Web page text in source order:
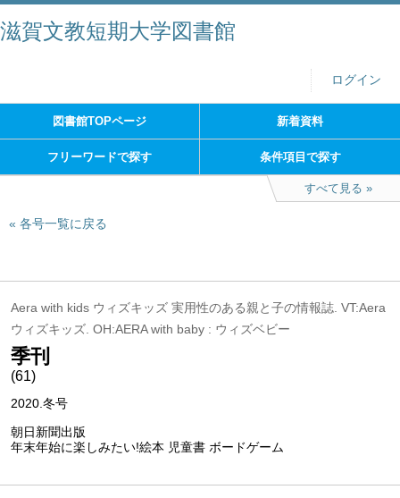
滋賀文教短期大学図書館
ログイン
図書館TOPページ 新着資料
フリーワードで探す 条件項目で探す
すべて見る
各号一覧に戻る
Aera with kids ウィズキッズ 実用性のある親と子の情報誌. VT:Aera
ウィズキッズ. OH:AERA with baby : ウィズベビー
季刊
(61)
2020.冬号
朝日新聞出版
年末年始に楽しみたい!絵本 児童書 ボードゲーム